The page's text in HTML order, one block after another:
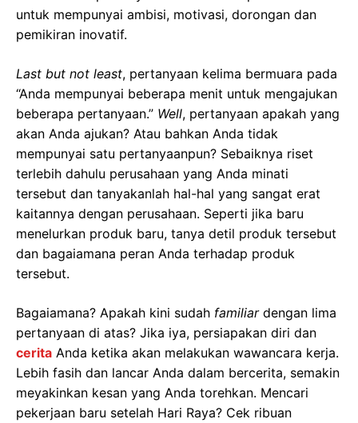
untuk mempunyai ambisi, motivasi, dorongan dan
pemikiran inovatif.
Last but not least, pertanyaan kelima bermuara pada
“Anda mempunyai beberapa menit untuk mengajukan
beberapa pertanyaan.” Well, pertanyaan apakah yang
akan Anda ajukan? Atau bahkan Anda tidak
mempunyai satu pertanyaanpun? Sebaiknya riset
terlebih dahulu perusahaan yang Anda minati
tersebut dan tanyakanlah hal-hal yang sangat erat
kaitannya dengan perusahaan. Seperti jika baru
menelurkan produk baru, tanya detil produk tersebut
dan bagaiamana peran Anda terhadap produk
tersebut.
Bagaiamana? Apakah kini sudah familiar dengan lima
pertanyaan di atas? Jika iya, persiapakan diri dan
cerita Anda ketika akan melakukan wawancara kerja.
Lebih fasih dan lancar Anda dalam bercerita, semakin
meyakinkan kesan yang Anda torehkan. Mencari
pekerjaan baru setelah Hari Raya? Cek ribuan